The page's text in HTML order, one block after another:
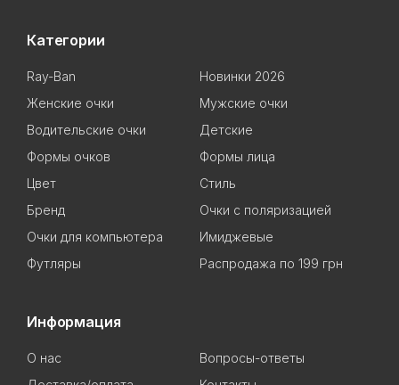
Категории
Ray-Ban
Новинки 2026
Женские очки
Мужские очки
Водительские очки
Детские
Формы очков
Формы лица
Цвет
Стиль
Бренд
Очки с поляризацией
Очки для компьютера
Имиджевые
Футляры
Распродажа по 199 грн
Информация
О нас
Вопросы-ответы